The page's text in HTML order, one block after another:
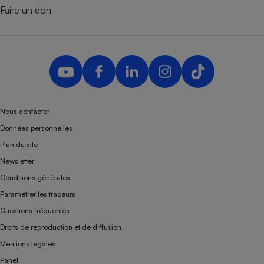
Faire un don
Nous contacter
Données personnelles
Plan du site
Newsletter
Conditions générales
Paramétrer les traceurs
Questions fréquentes
Droits de reproduction et de diffusion
Mentions légales
Panel